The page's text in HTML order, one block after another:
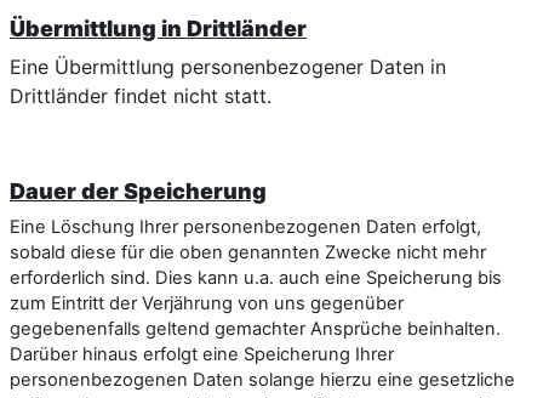
Übermittlung in Drittländer
Eine Übermittlung personenbezogener Daten in
Drittländer findet nicht statt.
Dauer der Speicherung
Eine Löschung Ihrer personenbezogenen Daten erfolgt,
sobald diese für die oben genannten Zwecke nicht mehr
erforderlich sind. Dies kann u.a. auch eine Speicherung bis
zum Eintritt der Verjährung von uns gegenüber
gegebenenfalls geltend gemachter Ansprüche beinhalten.
Darüber hinaus erfolgt eine Speicherung Ihrer
personenbezogenen Daten solange hierzu eine gesetzliche